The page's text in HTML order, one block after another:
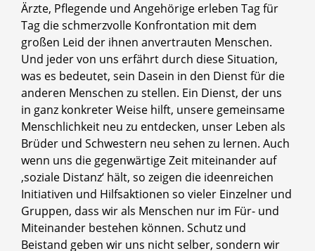
Ärzte, Pflegende und Angehörige erleben Tag für
Tag die schmerzvolle Konfrontation mit dem
großen Leid der ihnen anvertrauten Menschen.
Und jeder von uns erfährt durch diese Situation,
was es bedeutet, sein Dasein in den Dienst für die
anderen Menschen zu stellen. Ein Dienst, der uns
in ganz konkreter Weise hilft, unsere gemeinsame
Menschlichkeit neu zu entdecken, unser Leben als
Brüder und Schwestern neu sehen zu lernen. Auch
wenn uns die gegenwärtige Zeit miteinander auf
‚soziale Distanz‘ hält, so zeigen die ideenreichen
Initiativen und Hilfsaktionen so vieler Einzelner und
Gruppen, dass wir als Menschen nur im Für- und
Miteinander bestehen können. Schutz und
Beistand geben wir uns nicht selber, sondern wir